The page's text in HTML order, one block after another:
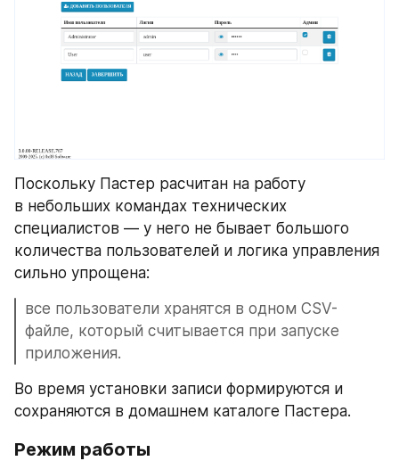
Поскольку Пастер расчитан на работу
в небольших командах технических
специалистов — у него не бывает большого
количества пользователей и логика управления
сильно упрощена:
все пользователи хранятся в одном CSV-
файле, который считывается при запуске
приложения.
Во время установки записи формируются и
сохраняются в домашнем каталоге Пастера.
Режим работы